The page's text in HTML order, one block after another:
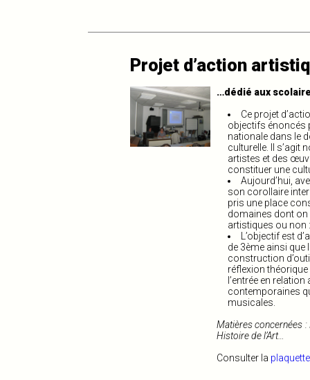
Projet d’action
…dédié aux
Ce projet
objectifs énoncés
nationale dans le
culturelle. Il s’agit
artistes et des
constituer une
Aujourd’hui,
son corollaire
pris une place
domaines dont on
artistiques ou non
L’objectif est
de 3ème ainsi que
construction
réflexion
l’entrée en
contemporaines
musicales.
Matières concernées :
Histoire de l’Art…
Consulter la